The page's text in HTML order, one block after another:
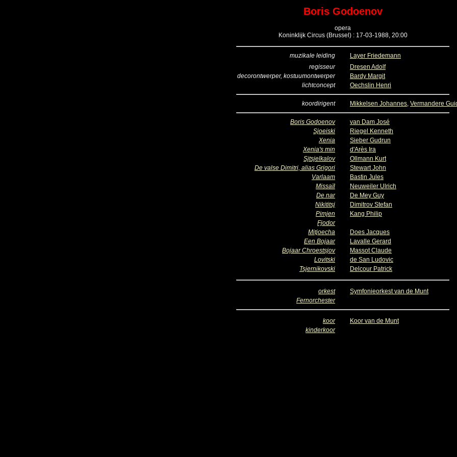
Boris Godoenov
opera
Koninklijk Circus (Brussel) : 17-03-1988, 20:00
muzikale leiding
Layer Friedemann
regisseur
Dresen Adolf
decorontwerper, kostuumontwerper
Bardy Margit
lichtconcept
Oechslin Henri
koordirigent Mikkelsen Johannes, Vermandere
Boris Godoenov
van Dam José
Sjoeiski
Riegel Kenneth
Xenia
Sieber Gudrun
Xenia's min
d'Arès Ira
Sjtsjelkalov
Ollmann Kurt
De valse Dimitri, alias Grigori
Stewart John
Varlaam
Bastin Jules
Missaïl
Neuweiler Ulrich
De nar
De Mey Guy
Nikititsj
Dimitrov Stefan
Pimjen
Kang Philip
Fjodor
Mitjoecha
Does Jacques
Een Bojaar
Lavalle Gerard
Bojaar Chroestsjov
Massot Claude
Lovitski
de San Ludovic
Tsjernikovski
Delcour Patrick
orkest
Symfonieorkest van de Munt
Fernorchester
koor
Koor van de Munt
kinderkoor